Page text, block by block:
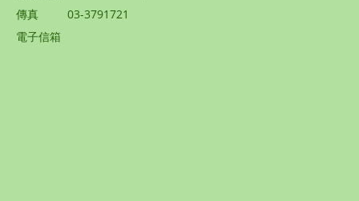
傳真
03-3791721
電子信箱